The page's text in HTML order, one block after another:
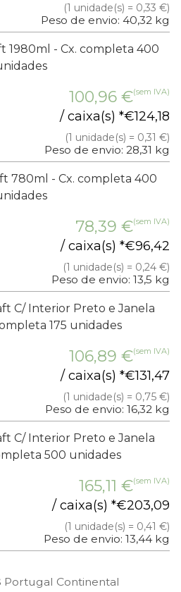
(1 unidade(s) = 0,33 €)
Peso de envio: 40,32 kg
1980ml - Cx. completa 400
100,96 €(sem IVA)
124,18
€
/ caixa(s) *
(1 unidade(s) = 0,31 €)
Peso de envio: 28,31 kg
780ml - Cx. completa 400
78,39 €(sem IVA)
96,42
€
/ caixa(s) *
(1 unidade(s) = 0,24 €)
Peso de envio: 13,5 kg
C/ Interior Preto e Janela
175 unidades
106,89 €(sem IVA)
131,47
€
/ caixa(s) *
(1 unidade(s) = 0,75 €)
Peso de envio: 16,32 kg
C/ Interior Preto e Janela
500 unidades
165,11 €(sem IVA)
203,09
€
/ caixa(s) *
(1 unidade(s) = 0,41 €)
Peso de envio: 13,44 kg
Portugal Continental